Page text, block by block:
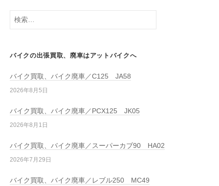
バイクの出張買取、廃車はアットバイクへ
バイク買取、バイク廃車／C125 JA58
2026年8月5日
バイク買取、バイク廃車／PCX125 JK05
2026年8月1日
バイク買取、バイク廃車／スーパーカブ90 HA02
2026年7月29日
バイク買取、バイク廃車／レブル250 MC49